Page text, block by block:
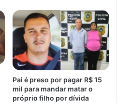
Pai é preso por pagar R$ 15
mil para mandar matar o
próprio filho por dívida